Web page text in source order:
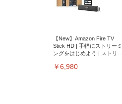
【New】Amazon Fire TV
Stick HD | 手軽にストリーミ
ングをはじめよう | ストリー
￥6,980